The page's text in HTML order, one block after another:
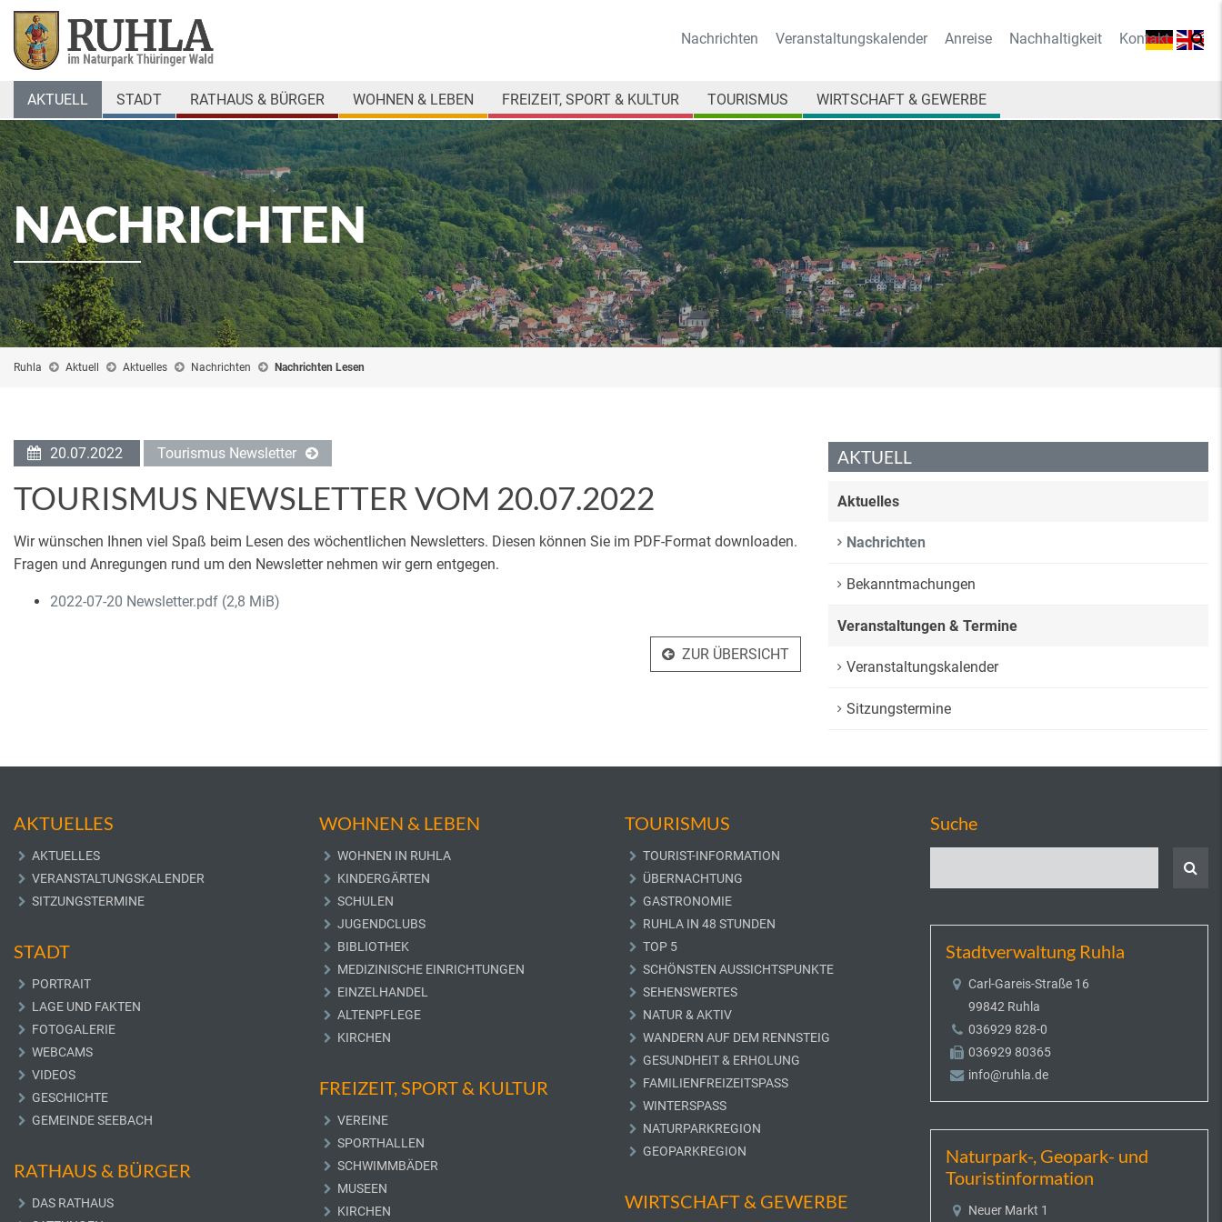
Nachrichten Veranstaltungskalender Anreise Nachhaltigkeit Kontakt
AKTUELL STADT RATHAUS & BÜRGER WOHNEN & LEBEN FREIZEIT, SPORT & KULTUR TOURISMUS WIRTSCHAFT & GEWERBE
NACHRICHTEN
Ruhla Aktuell Aktuelles Nachrichten Nachrichten Lesen
20.07.2022 Tourismus Newsletter
TOURISMUS NEWSLETTER VOM 20.07.2022
Wir wünschen Ihnen viel Spaß beim Lesen des wöchentlichen Newsletters. Diesen können Sie im PDF-Format downloaden.
Fragen und Anregungen rund um den Newsletter nehmen wir gern entgegen.
2022-07-20 Newsletter.pdf (2,8 MiB)
ZUR ÜBERSICHT
AKTUELL
Aktuelles
Nachrichten
Bekanntmachungen
Veranstaltungen & Termine
Veranstaltungskalender
Sitzungstermine
AKTUELLES
AKTUELLES
VERANSTALTUNGSKALENDER
SITZUNGSTERMINE
STADT
PORTRAIT
LAGE UND FAKTEN
FOTOGALERIE
WEBCAMS
VIDEOS
GESCHICHTE
GEMEINDE SEEBACH
RATHAUS & BÜRGER
DAS RATHAUS
WOHNEN & LEBEN
WOHNEN IN RUHLA
KINDERGÄRTEN
SCHULEN
JUGENDCLUBS
BIBLIOTHEK
MEDIZINISCHE EINRICHTUNGEN
EINZELHANDEL
ALTENPFLEGE
KIRCHEN
FREIZEIT, SPORT & KULTUR
VEREINE
SPORTHALLEN
SCHWIMMBÄDER
MUSEEN
KIRCHEN
TOURISMUS
TOURIST-INFORMATION
ÜBERNACHTUNG
GASTRONOMIE
RUHLA IN 48 STUNDEN
TOP 5
SCHÖNSTEN AUSSICHTSPUNKTE
SEHENSWERTES
NATUR & AKTIV
WANDERN AUF DEM RENNSTEIG
GESUNDHEIT & ERHOLUNG
FAMILIENFREIZEITSPASS
WINTERSPASS
NATURPARKREGION
GEOPARKREGION
WIRTSCHAFT & GEWERBE
Suche
Stadtverwaltung Ruhla
Carl-Gareis-Straße 16
99842 Ruhla
036929 828-0
036929 80365
info@ruhla.de
Naturpark-, Geopark- und
Touristinformation
Neuer Markt 1